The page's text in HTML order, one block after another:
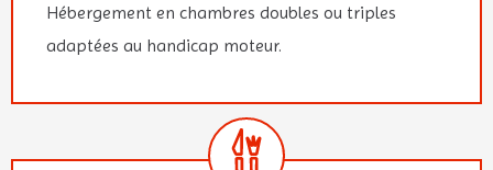
Hébergement en chambres doubles ou triples
adaptées au handicap moteur.